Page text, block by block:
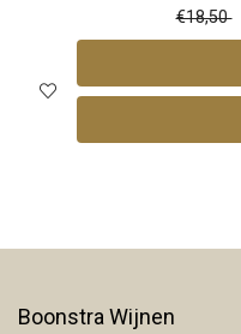
€18,50
Boonstra Wijnen